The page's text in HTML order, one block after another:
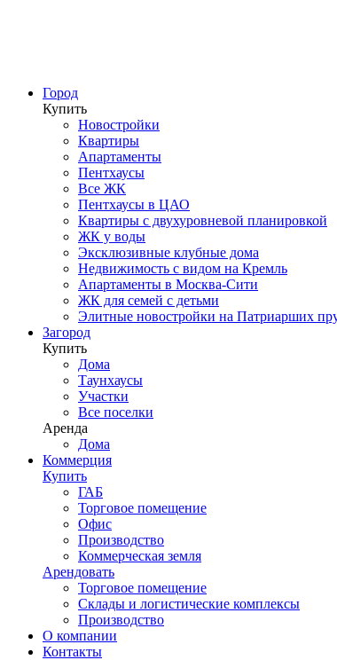
Город
Купить
Новостройки
Квартиры
Апартаменты
Пентхаусы
Все ЖК
Пентхаусы в ЦАО
Квартиры с двухуровневой планировкой
ЖК у воды
Эксклюзивные клубные дома
Недвижимость с видом на Кремль
Апартаменты в Москва-Сити
ЖК для семей с детьми
Элитные новостройки на Патриарших
Загород
Купить
Дома
Таунхаусы
Участки
Все поселки
Аренда
Дома
Коммерция
Купить
ГАБ
Торговое помещение
Офис
Производство
Коммерческая земля
Арендовать
Торговое помещение
Склады и логистические комплексы
Производство
О компании
Контакты